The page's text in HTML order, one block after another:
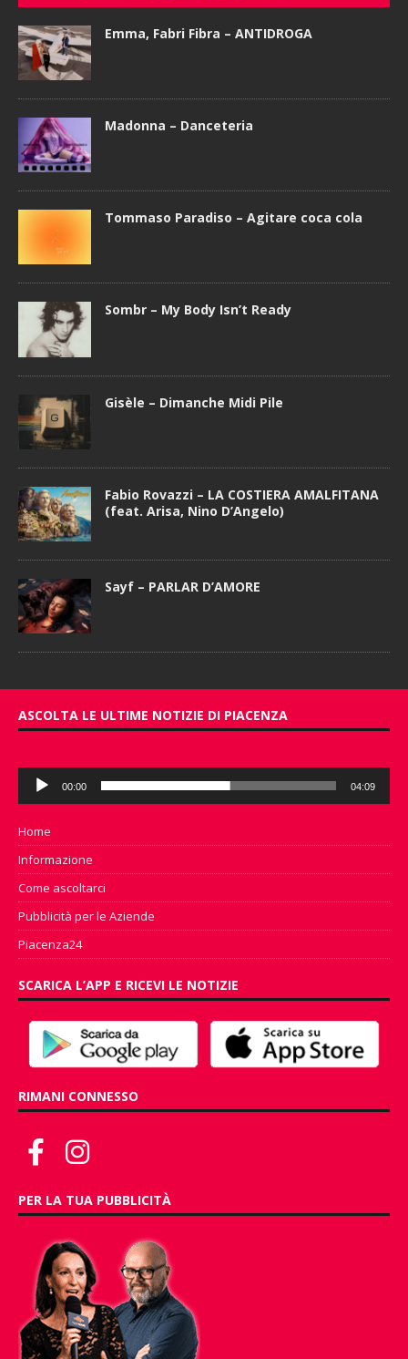
Emma, Fabri Fibra – ANTIDROGA
Madonna – Danceteria
Tommaso Paradiso – Agitare coca cola
Sombr – My Body Isn’t Ready
Gisèle – Dimanche Midi Pile
Fabio Rovazzi – LA COSTIERA AMALFITANA
(feat. Arisa, Nino D’Angelo)
Sayf – PARLAR D’AMORE
ASCOLTA LE ULTIME NOTIZIE DI PIACENZA
Audio
Player
00:00 04:09
Home
Informazione
Come ascoltarci
Pubblicità per le Aziende
Piacenza24
SCARICA L’APP E RICEVI LE NOTIZIE
RIMANI CONNESSO
PER LA TUA PUBBLICITÀ